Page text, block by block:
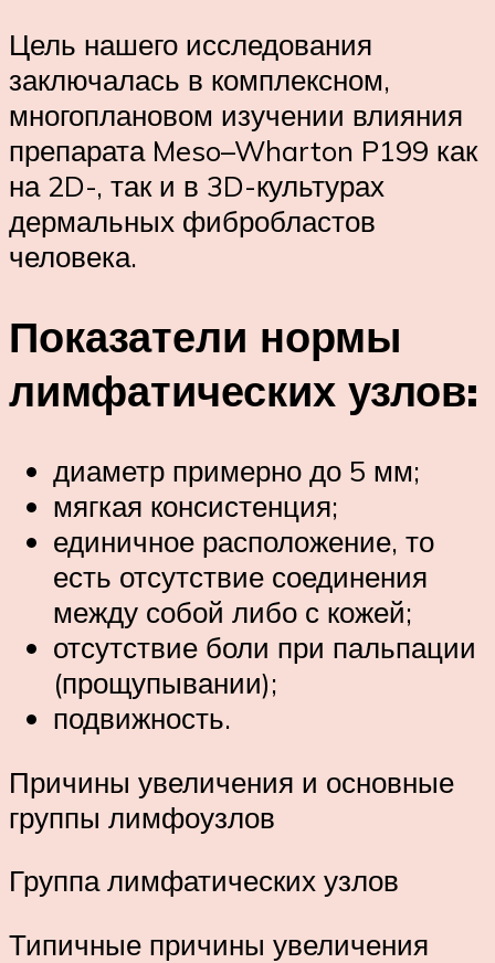
Цель нашего исследования
заключалась в комплексном,
многоплановом изучении влияния
препарата Meso–Wharton P199 как
на 2D-, так и в 3D-культурах
дермальных фибробластов
человека.
Показатели нормы
лимфатических узлов:
диаметр примерно до 5 мм;
мягкая консистенция;
единичное расположение, то
есть отсутствие соединения
между собой либо с кожей;
отсутствие боли при пальпации
(прощупывании);
подвижность.
Причины увеличения и основные
группы лимфоузлов
Группа лимфатических узлов
Типичные причины увеличения